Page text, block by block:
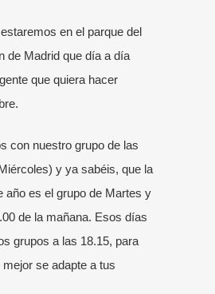
en el parque del
de Madrid que día a día
que quiera hacer
con nuestro grupo de las
y ya sabéis, que la
año es el grupo de Martes y
de la mañana. Esos días
grupos a las 18.15, para
se adapte a tus